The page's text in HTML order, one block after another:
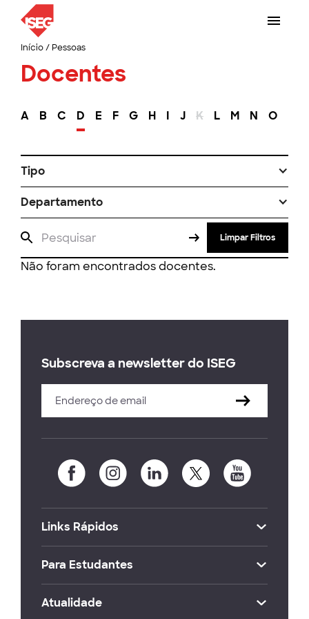
Início/ Pessoas
Docentes
A B C D E F G H I J K L M N O
Tipo
Departamento
Limpar Filtros
Não foram encontrados docentes.
Subscreva a newsletter do ISEG
Links Rápidos
Para Estudantes
Atualidade